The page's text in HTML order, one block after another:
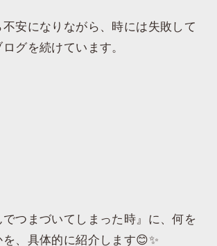
安になりながら、時には失敗して
グを続けています。
でつまづいてしまった時』に、何を
、具体的に紹介します😊✨